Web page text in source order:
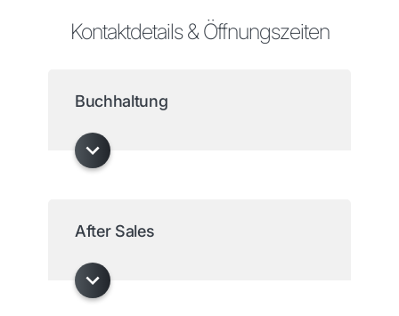
Kontaktdetails & Öffnungszeiten
Buchhaltung
After Sales